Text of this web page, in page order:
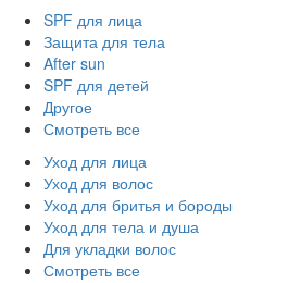
SPF для лица
Защита для тела
After sun
SPF для детей
Другое
Смотреть все
Уход для лица
Уход для волос
Уход для бритья и бороды
Уход для тела и душа
Для укладки волос
Смотреть все